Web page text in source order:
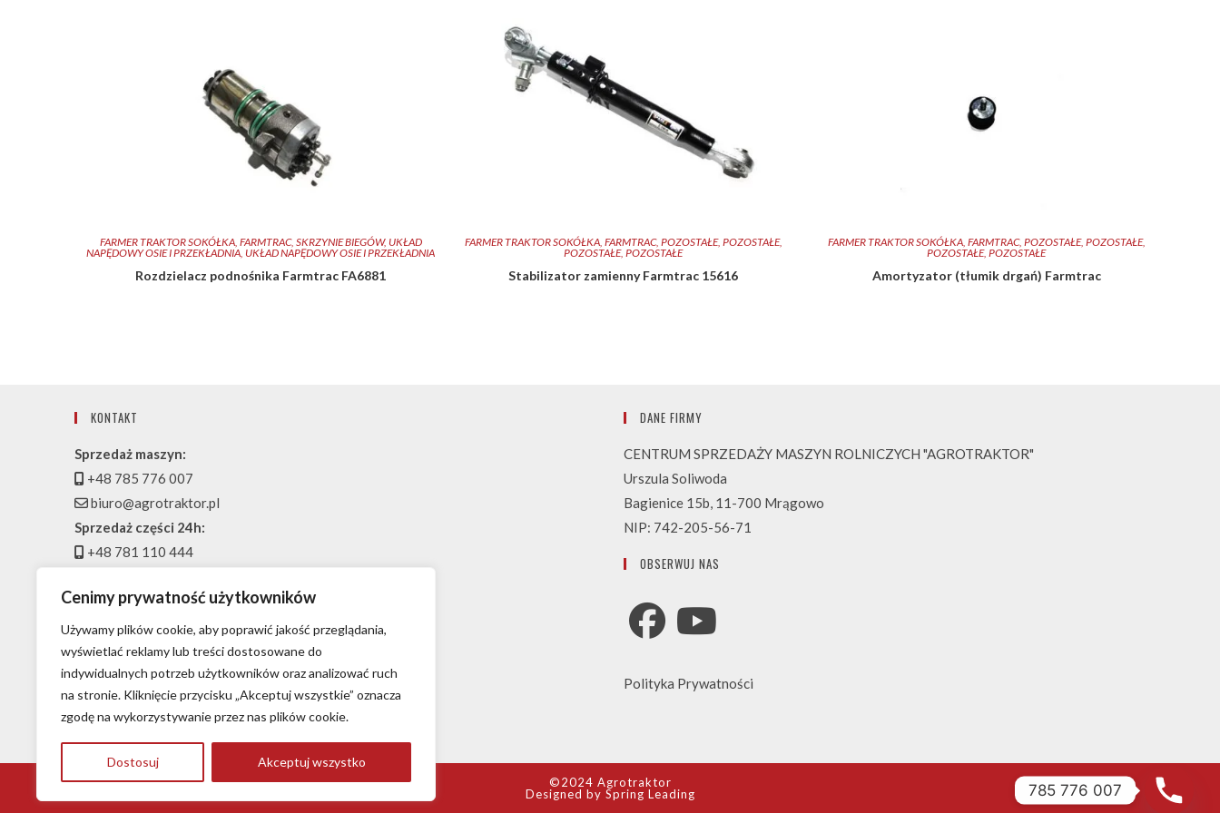
Cenimy prywatność użytkowników
Używamy plików cookie, aby poprawić jakość przeglądania,
wyświetlać reklamy lub treści dostosowane do
indywidualnych potrzeb użytkowników oraz analizować ruch
na stronie. Kliknięcie przycisku „Akceptuj wszystkie” oznacza
zgodę na wykorzystywanie przez nas plików cookie.
Dostosuj Akceptuj wszystko
FARMER TRAKTOR SOKÓŁKA, FARMTRAC, SKRZYNIE BIEGÓW, UKŁAD
NAPĘDOWY OSIE I PRZEKŁADNIA, UKŁAD NAPĘDOWY OSIE I PRZEKŁADNIA
Rozdzielacz podnośnika Farmtrac FA6881
FARMER TRAKTOR SOKÓŁKA, FARMTRAC, POZOSTAŁE, POZOSTAŁE,
POZOSTAŁE,POZOSTAŁE
Stabilizator zamienny Farmtrac 15616
FARMER TRAKTOR SOKÓŁKA, FARMTRAC, POZOSTAŁE, POZOSTAŁE,
POZOSTAŁE,POZOSTAŁE
Amortyzator (tłumik drgań) Farmtrac
KONTAKT
Sprzedaż maszyn:
+48 785 776 007
biuro@agrotraktor.pl
Sprzedaż części 24h:
+48 781 110 444
Serwis:
+48 697 916 007
serwis@agrotraktor.pl
Przedstawiciel handlowy w regionie:
+48 722 226 777
handel@agrotraktor.pl
DANE FIRMY
CENTRUM SPRZEDAŻY MASZYN ROLNICZYCH "AGROTRAKTOR"
Urszula Soliwoda
Bagienice 15b, 11-700 Mrągowo
NIP: 742-205-56-71
OBSERWUJ NAS
in
in
Polityka Prywatności
©2024 Agrotraktor
Designed by Spring Leading
785 776 007